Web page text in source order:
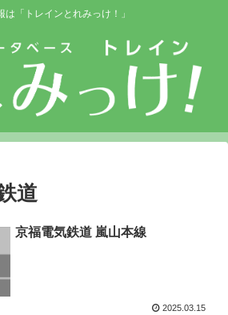
は「トレインとれみっけ！」
道
京福電気鉄道 嵐山本線
2025.03.15